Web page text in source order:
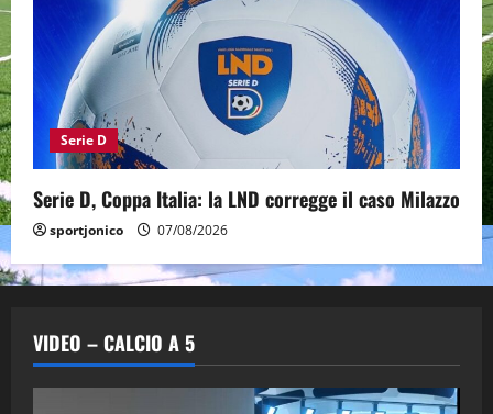
Serie D
Serie D, Coppa Italia: la LND corregge il caso Milazzo
sportjonico 07/08/2026
VIDEO – CALCIO A 5